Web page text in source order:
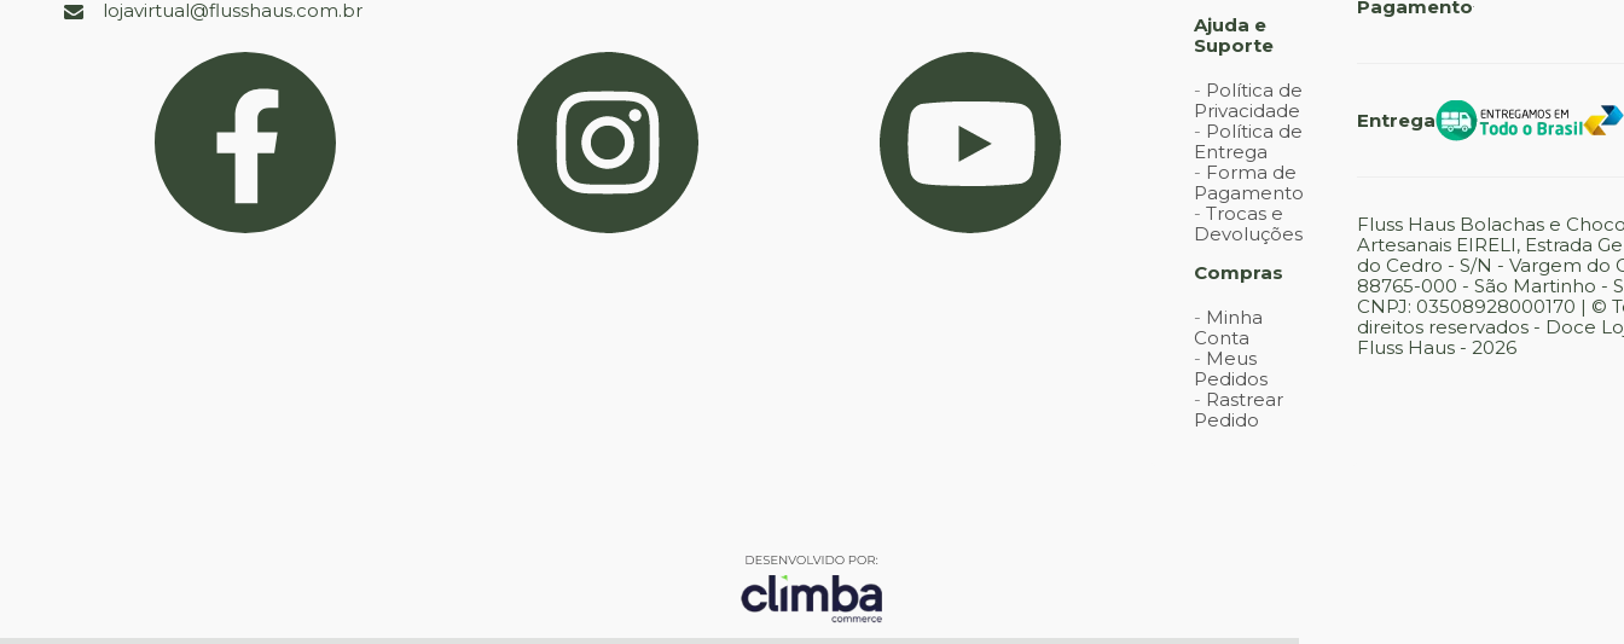
lojavirtual@flusshaus.com.br
Ajuda e
Suporte
Política de
Privacidade
Política de
Entrega
Forma de
Pagamento
Trocas e
Devoluções
Compras
Minha
Conta
Meus
Pedidos
Rastrear
Pedido
Pagamento
Entrega
Fluss Haus Bolachas e
Artesanais EIRELI, Estrada
do Cedro - S/N - Vargem do
88765-000 - São Martinho -
CNPJ: 03508928000170 | ©
direitos reservados - Doce
Fluss Haus - 2026